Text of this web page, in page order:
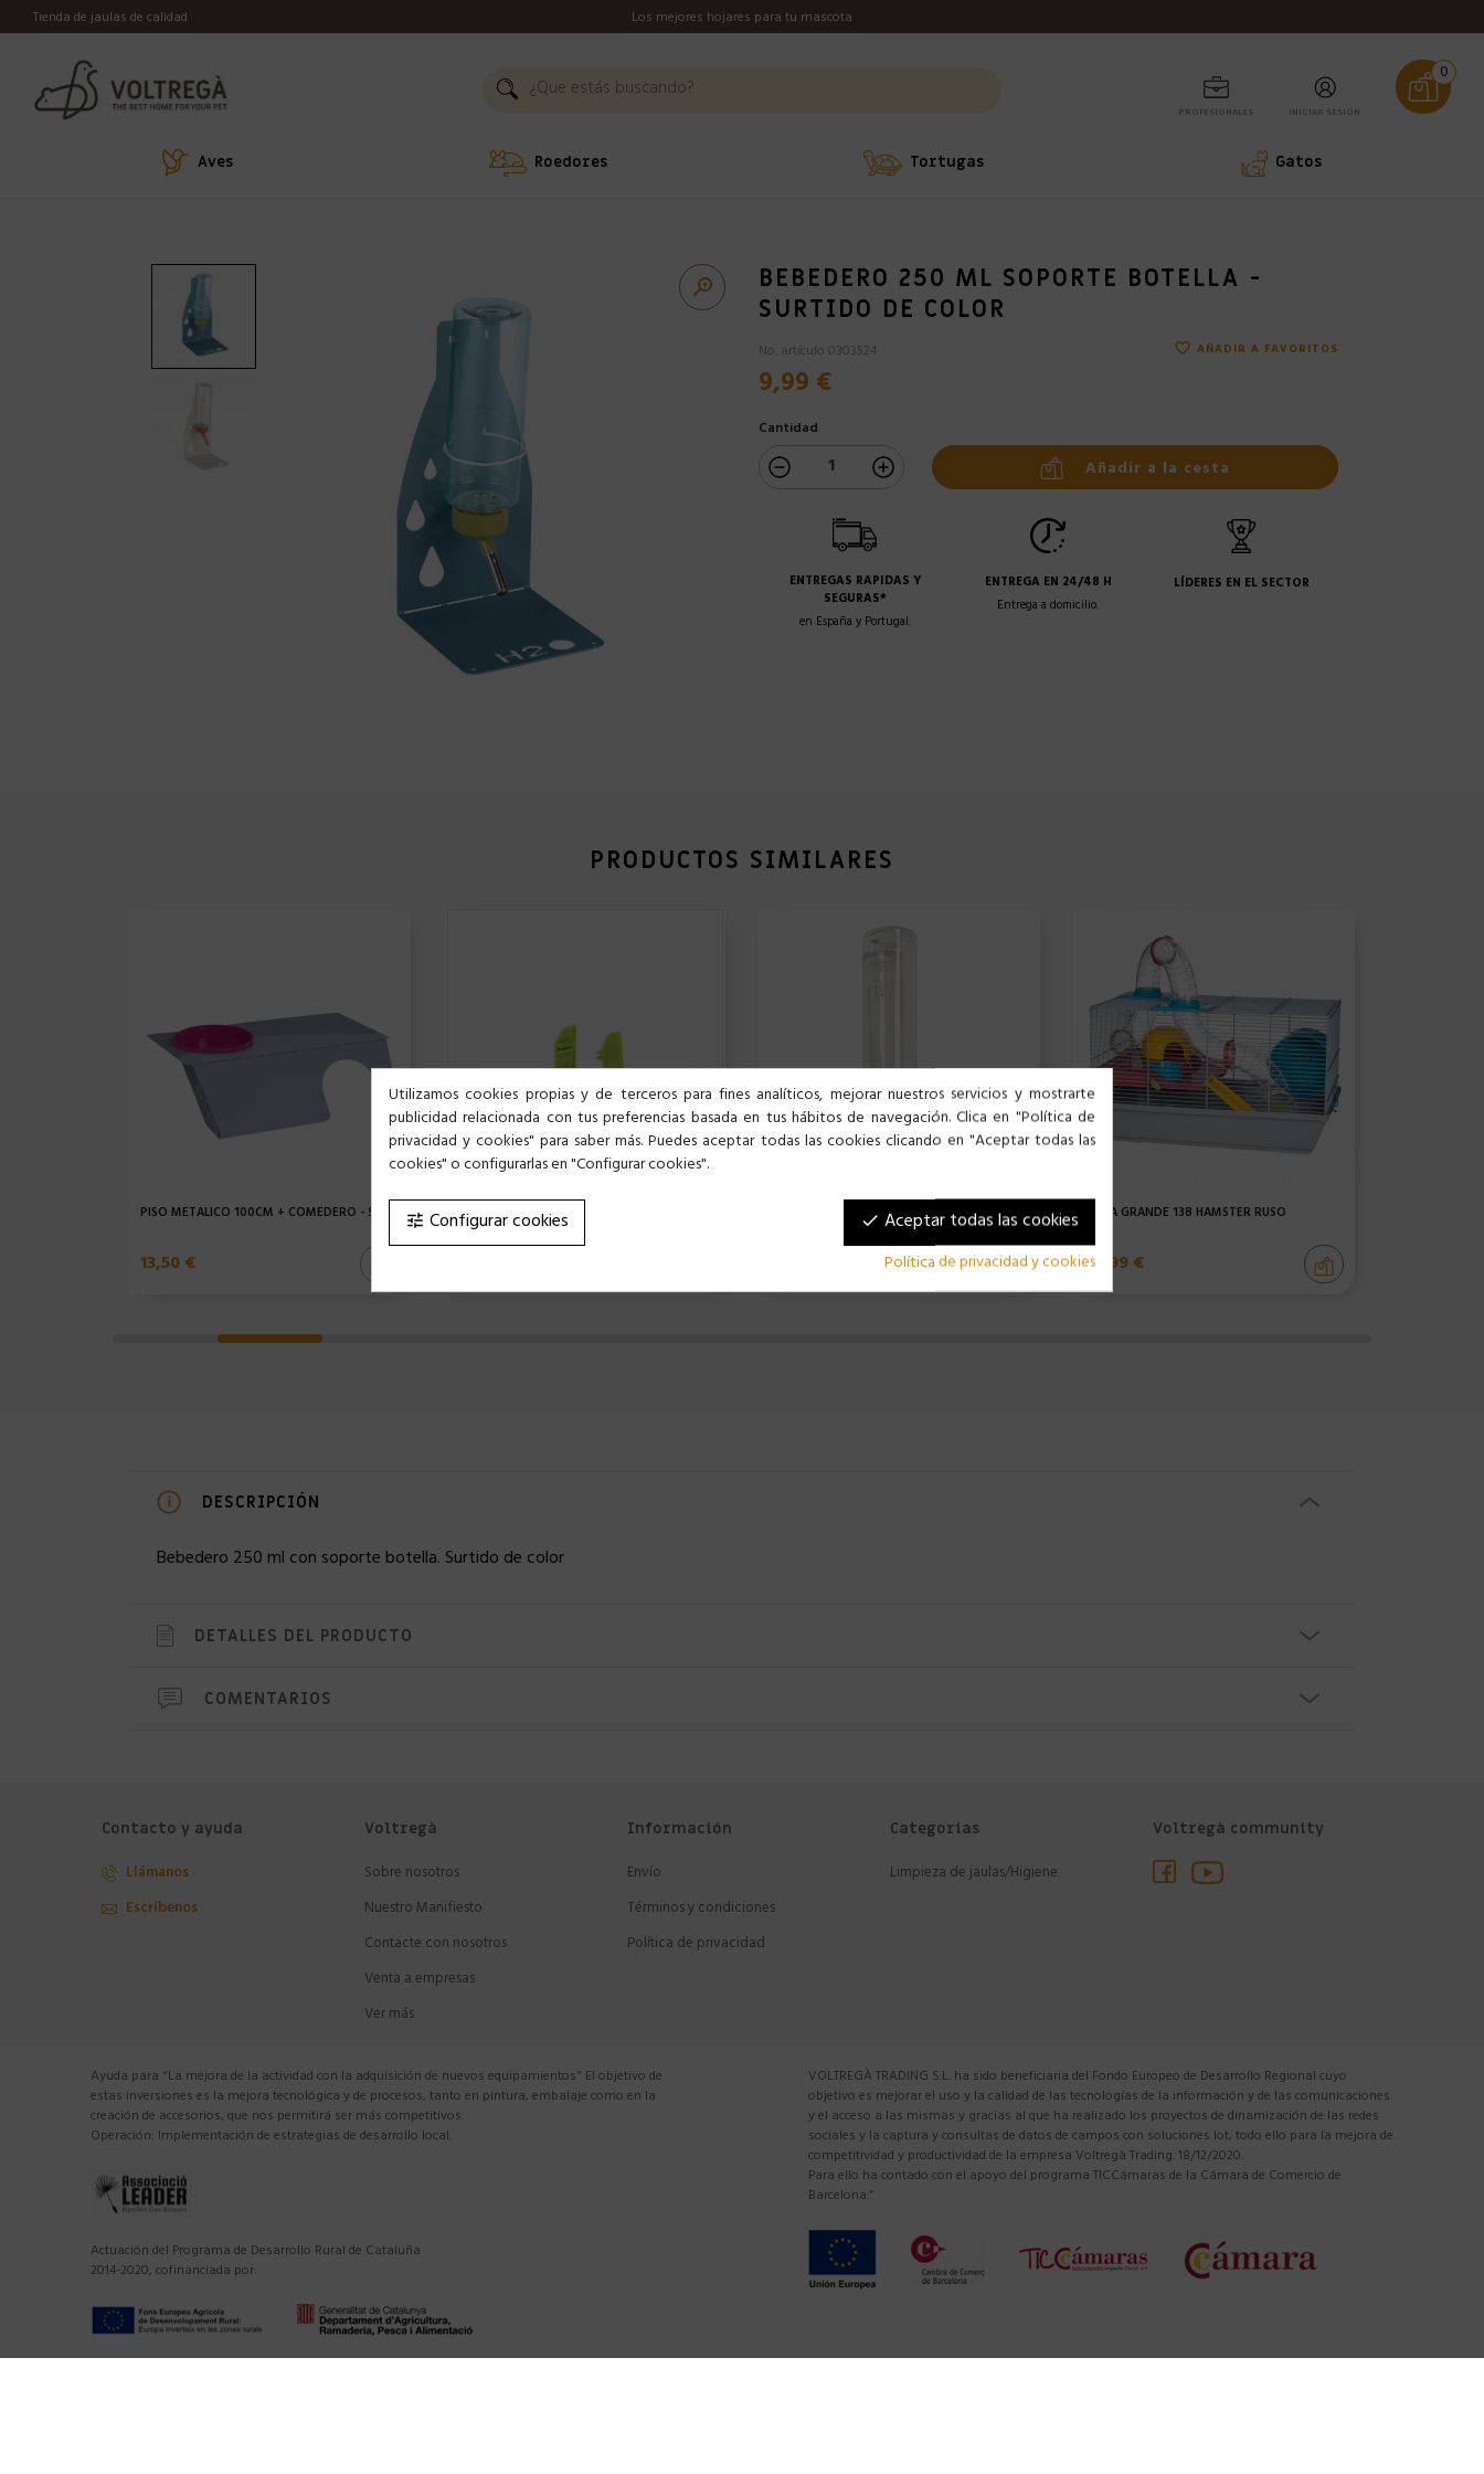
Tienda de jaulas de calidad Los mejores hojares para tu mascota
PROFESIONALES INICIAR SESIÓN
0
Aves Roedores Tortugas Gatos

BEBEDERO 250 ML SOPORTE BOTELLA -
SURTIDO DE COLOR
No. artículo 0303524 favorite_border AÑADIR A FAVORITOS
9,99 €
Cantidad
Añadir a la cesta
ENTREGAS RAPIDAS Y
SEGURAS*
en España y Portugal.
ENTREGA EN 24/48 H
Entrega a domicilio.
LÍDERES EN EL SECTOR
PRODUCTOS SIMILARES
13,50 €
CIERRE PUERTA 0318923 JAULA CONEJO -... BEBEDERO HÁMSTER 125ML - SURTIDO DE COLOR JAULA GRANDE 138 HÁMSTER RUSO
39,99 €
DESCRIPCIÓN
Bebedero 250 ml con soporte botella. Surtido de color
DETALLES DEL PRODUCTO
COMENTARIOS
Contacto y ayuda
Llámanos
Escríbenos
Voltregà
Sobre nosotros
Nuestro Manifiesto
Contacte con nosotros
Venta a empresas
Ver más
Información
Envío
Términos y condiciones
Política de privacidad
Categorías
Limpieza de jaulas/Higiene
Voltregà community
Ayuda para "La mejora de la actividad con la adquisición de nuevos equipamientos" El objetivo de
estas inversiones es la mejora tecnológica y de procesos, tanto en pintura, embalaje como en la
creación de accesorios, que nos permitirá ser más competitivos.
Operación: Implementación de estrategias de desarrollo local.
Actuación del Programa de Desarrollo Rural de Cataluña
2014-2020, cofinanciada por:
VOLTREGÀ TRADING S.L. ha sido beneficiaria del Fondo Europeo de Desarrollo Regional cuyo
objetivo es mejorar el uso y la calidad de las tecnologías de la información y de las comunicaciones
y el acceso a las mismas y gracias al que ha realizado los proyectos de dinamización de las redes
sociales y la captura y consultas de datos de campos con soluciones Iot, todo ello para la mejora de
competitividad y productividad de la empresa Voltregà Trading. 18/12/2020.
Para ello ha contado con el apoyo del programa TICCámaras de la Cámara de Comercio de
Barcelona.”
Utilizamos cookies propias y de terceros para fines analíticos, mejorar nuestros servicios y mostrarte
publicidad relacionada con tus preferencias basada en tus hábitos de navegación. Clica en "Política de
privacidad y cookies" para saber más. Puedes aceptar todas las cookies clicando en "Aceptar todas las
cookies" o configurarlas en "Configurar cookies".
done Aceptar todas las cookies
tune Configurar cookies
Política de privacidad y cookies